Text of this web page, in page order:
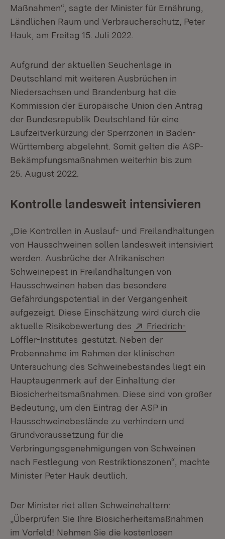
Maßnahmen“, sagte der Minister für Ernährung,
Ländlichen Raum und Verbraucherschutz, Peter
Hauk, am Freitag 15. Juli 2022.
Aufgrund der aktuellen Seuchenlage in
Deutschland mit weiteren Ausbrüchen in
Niedersachsen und Brandenburg hat die
Kommission der Europäische Union den Antrag
der Bundesrepublik Deutschland für eine
Laufzeitverkürzung der Sperrzonen in Baden-
Württemberg abgelehnt. Somit gelten die ASP-
Bekämpfungsmaßnahmen weiterhin bis zum
25. August 2022.
Kontrolle landesweit intensivieren
„Die Kontrollen in Auslauf- und Freilandhaltungen
von Hausschweinen sollen landesweit intensiviert
werden. Ausbrüche der Afrikanischen
Schweinepest in Freilandhaltungen von
Hausschweinen haben das besondere
Gefährdungspotential in der Vergangenheit
aufgezeigt. Diese Einschätzung wird durch die
aktuelle Risikobewertung des
Extern:
Friedrich-
Löffler-Institutes (Öffnet in neuem Fenster)
gestützt. Neben der
Probennahme im Rahmen der klinischen
Untersuchung des Schweinebestandes liegt ein
Hauptaugenmerk auf der Einhaltung der
Biosicherheitsmaßnahmen. Diese sind von großer
Bedeutung, um den Eintrag der ASP in
Hausschweinebestände zu verhindern und
Grundvoraussetzung für die
Verbringungsgenehmigungen von Schweinen
nach Festlegung von Restriktionszonen“, machte
Minister Peter Hauk deutlich.
Der Minister riet allen Schweinehaltern:
„Überprüfen Sie Ihre Biosicherheitsmaßnahmen
im Vorfeld! Nehmen Sie die kostenlosen